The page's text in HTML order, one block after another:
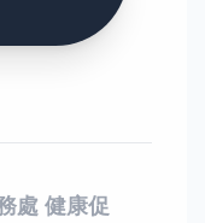
處 健康促